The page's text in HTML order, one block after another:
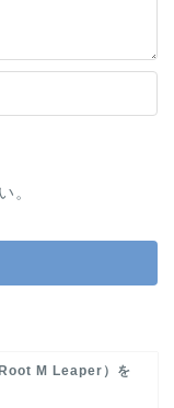
。
M Leaper）を